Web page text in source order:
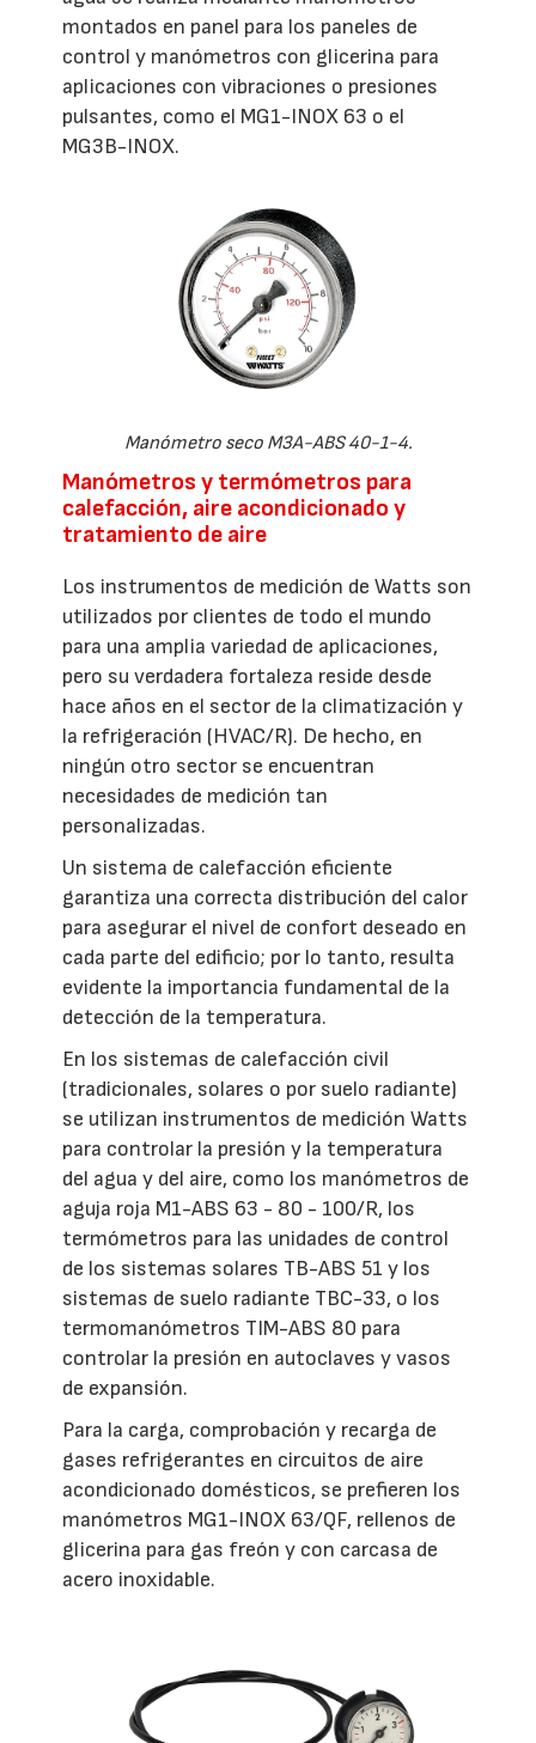
montados en panel para los paneles de
control y manómetros con glicerina para
aplicaciones con vibraciones o presiones
pulsantes, como el MG1-INOX 63 o el
MG3B-INOX.
Manómetro seco M3A-ABS 40-1-4.
Manómetros y termómetros para
calefacción, aire acondicionado y
tratamiento de aire
Los instrumentos de medición de Watts son
utilizados por clientes de todo el mundo
para una amplia variedad de aplicaciones,
pero su verdadera fortaleza reside desde
hace años en el sector de la climatización y
la refrigeración (HVAC/R). De hecho, en
ningún otro sector se encuentran
necesidades de medición tan
personalizadas.
Un sistema de calefacción eficiente
garantiza una correcta distribución del calor
para asegurar el nivel de confort deseado en
cada parte del edificio; por lo tanto, resulta
evidente la importancia fundamental de la
detección de la temperatura.
En los sistemas de calefacción civil
(tradicionales, solares o por suelo radiante)
se utilizan instrumentos de medición Watts
para controlar la presión y la temperatura
del agua y del aire, como los manómetros de
aguja roja M1-ABS 63 - 80 - 100/R, los
termómetros para las unidades de control
de los sistemas solares TB-ABS 51 y los
sistemas de suelo radiante TBC-33, o los
termomanómetros TIM-ABS 80 para
controlar la presión en autoclaves y vasos
de expansión.
Para la carga, comprobación y recarga de
gases refrigerantes en circuitos de aire
acondicionado domésticos, se prefieren los
manómetros MG1-INOX 63/QF, rellenos de
glicerina para gas freón y con carcasa de
acero inoxidable.